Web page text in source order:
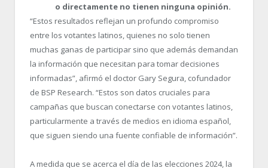
o directamente no tienen ninguna opinión.
“Estos resultados reflejan un profundo compromiso
entre los votantes latinos, quienes no solo tienen
muchas ganas de participar sino que además demandan
la información que necesitan para tomar decisiones
informadas”, afirmó el doctor Gary Segura, cofundador
de BSP Research. “Estos son datos cruciales para
campañas que buscan conectarse con votantes latinos,
particularmente a través de medios en idioma español,
que siguen siendo una fuente confiable de información”.
A medida que se acerca el día de las elecciones 2024, la